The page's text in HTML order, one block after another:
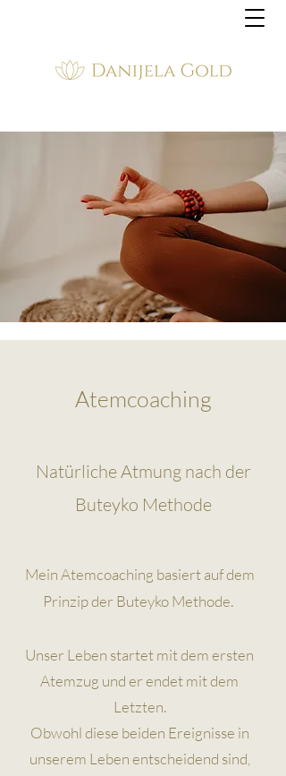
Atemcoaching
Natürliche Atmung nach der
Buteyko Methode
Mein Atemcoaching basiert auf dem
Prinzip der Buteyko Methode.
Unser Leben startet mit dem ersten
Atemzug und er endet mit dem
Letzten.
Obwohl diese beiden Ereignisse in
unserem Leben entscheidend sind,